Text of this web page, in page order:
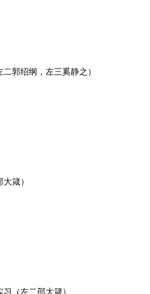
郭绍纲，左三奚静之）
箴）
（左二邵大箴）